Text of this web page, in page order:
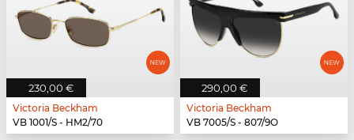
230,00 €
Victoria Beckham
VB 1001/S - HM2/70
290,00 €
Victoria Beckham
VB 7005/S - 807/9O